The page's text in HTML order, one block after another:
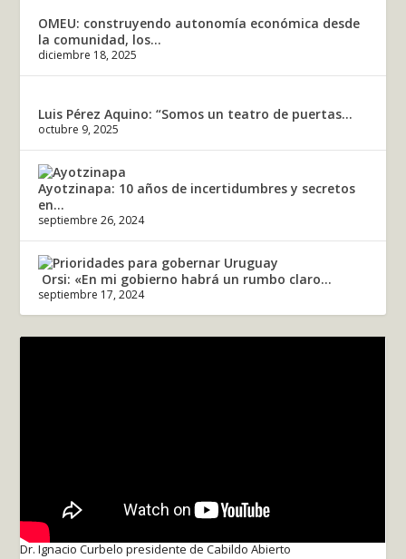
OMEU: construyendo autonomía económica desde
la comunidad, los...
diciembre 18, 2025
Luis Pérez Aquino: “Somos un teatro de puertas...
octubre 9, 2025
Ayotzinapa: 10 años de incertidumbres y secretos
en...
septiembre 26, 2024
Orsi: «En mi gobierno habrá un rumbo claro...
septiembre 17, 2024
Dr. Ignacio Curbelo presidente de Cabildo Abierto